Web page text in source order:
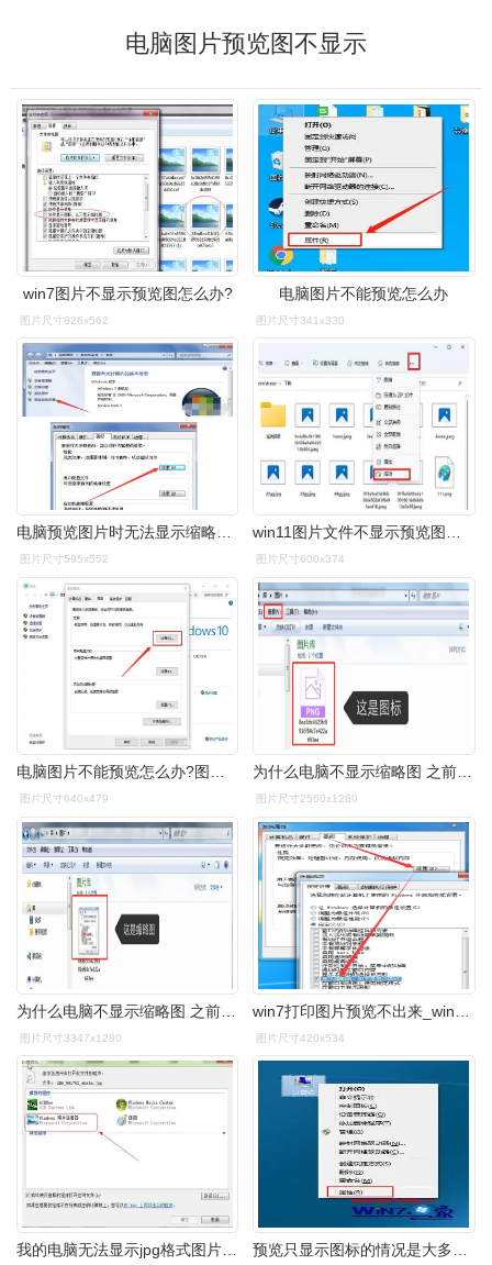
电脑图片预览图不显示
win7图片不显示预览图怎么办?
图片尺寸826x562
电脑图片不能预览怎么办
图片尺寸341x330
电脑预览图片时无法显示缩略图只显示图标怎么
图片尺寸595x552
win11图片文件不显示预览图怎么解决
图片尺寸600x374
图片尺寸640x479 图片尺寸2560x1280
图片尺寸3347x1280 图片尺寸420x534
我的电脑无法显示jpg格式图片,请问怎么办 预览只显示图标的情况是大多数网友的困惑之处,因此我就在电脑上汇集